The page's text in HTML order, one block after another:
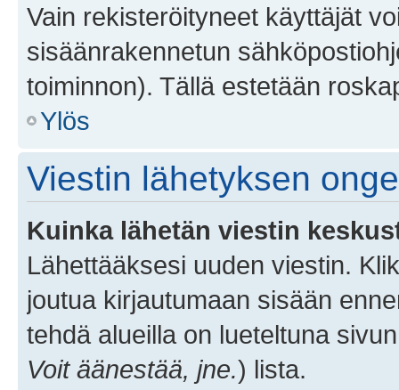
Vain rekisteröityneet käyttäjät
sisäänrakennetun
toiminnon). Tällä estetään
Ylös
Viestin lähetyksen
Kuinka lähetän viestin
Lähettääksesi uuden viestin.
joutua kirjautumaan sisään
tehdä alueilla on lueteltuna
Voit äänestää, jne.) lista.